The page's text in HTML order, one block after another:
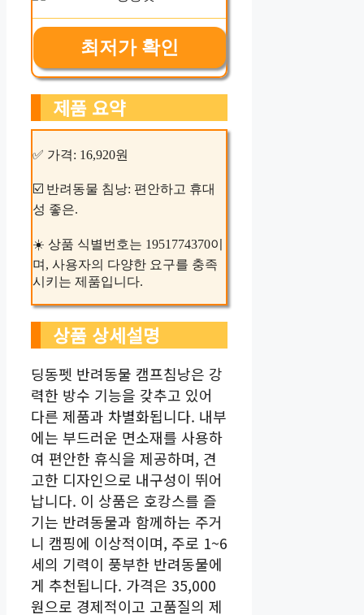
최저가 확인
제품 요약
✅ 가격: 16,920원
☑️ 반려동물 침낭: 편안하고 휴대
성 좋은.
☀️ 상품 식별번호는 1951774370이
며, 사용자의 다양한 요구를 충족
시키는 제품입니다.
상품 상세설명
딩동펫 반려동물 캠프침낭은 강
력한 방수 기능을 갖추고 있어
다른 제품과 차별화됩니다. 내부
에는 부드러운 면소재를 사용하
여 편안한 휴식을 제공하며, 견
고한 디자인으로 내구성이 뛰어
납니다. 이 상품은 호캉스를 즐
기는 반려동물과 함께하는 주거
니 캠핑에 이상적이며, 주로 1~6
세의 기력이 풍부한 반려동물에
게 추천됩니다. 가격은 35,000
원으로 경제적이고 고품질의 제